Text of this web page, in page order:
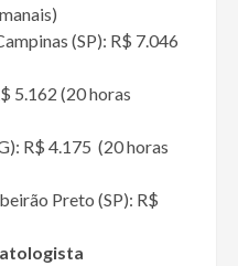
(SP): R$ 7.046
5.162 (20 horas
R$ 4.175 (20 horas
Preto (SP): R$